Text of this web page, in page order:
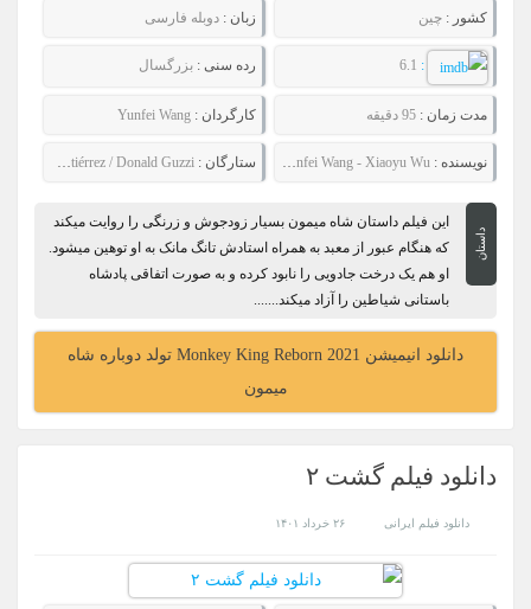
کشور :چین زبان : دوبله فارسی
:
6.1 رده سنی : بزرگسال
مدت زمان :95 دقیقه کارگردان : Yunfei Wang
نویسنده : Yunfei Wang - Xiaoyu Wu ستارگان : Xuecen Bai / Zhongyang Baomu / Jiang Bian / Roly Gutiérrez / Donald Guzzi
داستان
این فیلم داستان شاه میمون بسیار زودجوش و زرنگی را روایت میکند
که هنگام عبور از معبد به همراه استادش تانگ مانک به او توهین میشود.
او هم یک درخت جادویی را نابود کرده و به صورت اتفاقی پادشاه
باستانی شیاطین را آزاد میکند.......
دانلود انیمیشن Monkey King Reborn 2021 تولد دوباره شاه
میمون
دانلود فیلم گشت ۲
دانلود فیلم ایرانی ۲۶ خرداد ۱۴۰۱